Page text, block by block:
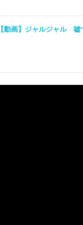
【動画】ジャルジャル 嘘